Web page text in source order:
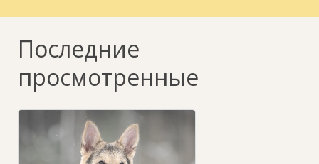
Последние
просмотренные